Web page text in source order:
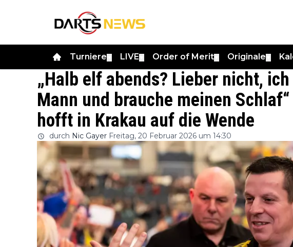
Turniere LIVE Order of Merit Originale
„Halb elf abends? Lieber nicht,
Mann und brauche meinen Schlaf“
hofft in Krakau auf die Wende
durch Nic Gayer Freitag, 20 Februar 2026 um 14:30